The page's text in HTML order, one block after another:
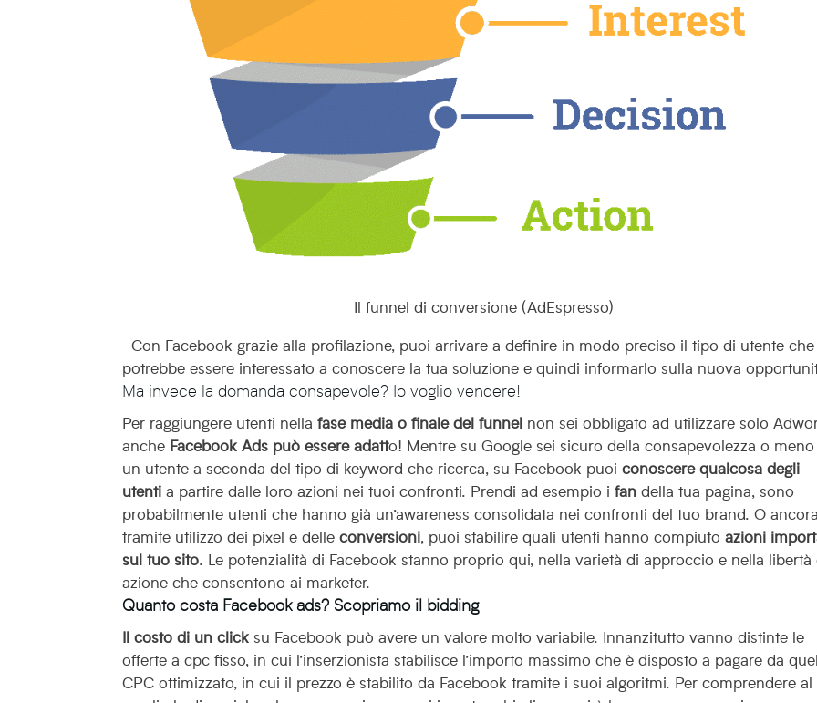
Il funnel di conversione (AdEspresso)
Con Facebook grazie alla profilazione, puoi arrivare a definire in modo preciso il tipo di utente che
potrebbe essere interessato a conoscere la tua soluzione e quindi informarlo sulla nuova
Ma invece la domanda consapevole? Io voglio vendere!
Per raggiungere utenti nellafase media o finale del funnel non sei obbligato ad utilizzare solo
anche Facebook Ads può essere adatto! Mentre su Google sei sicuro della consapevolezza o
un utente a seconda del tipo di keyword che ricerca, su Facebook puoiconoscere qualcosa degli
utenti a partire dalle loro azioni nei tuoi confronti. Prendi ad esempio ifan della tua pagina, sono
probabilmente utenti che hanno già un’awareness consolidata nei confronti del tuo brand. O
tramite utilizzo dei pixel e delleconversioni, puoi stabilire quali utenti hanno compiutoazioni
sul tuo sito. Le potenzialità di Facebook stanno proprio qui, nella varietà di approccio e nella libertà
azione che consentono ai marketer.
Quanto costa Facebook ads? Scopriamo il bidding
Il costo di un click su Facebook può avere un valore molto variabile. Innanzitutto vanno distinte le
offerte a cpc fisso, in cui l’inserzionista stabilisce l’importo massimo che è disposto a pagare da
CPC ottimizzato, in cui il prezzo è stabilito da Facebook tramite i suoi algoritmi. Per comprendere al